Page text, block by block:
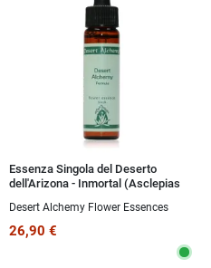
Essenza Singola del Deserto
dell'Arizona - Inmortal (Asclepias
Desert Alchemy Flower Essences
26,90 €